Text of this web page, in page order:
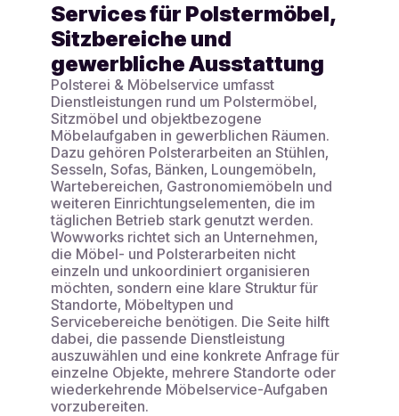
Services für Polstermöbel,
Sitzbereiche und
gewerbliche Ausstattung
Polsterei & Möbelservice umfasst
Dienstleistungen rund um Polstermöbel,
Sitzmöbel und objektbezogene
Möbelaufgaben in gewerblichen Räumen.
Dazu gehören Polsterarbeiten an Stühlen,
Sesseln, Sofas, Bänken, Loungemöbeln,
Wartebereichen, Gastronomiemöbeln und
weiteren Einrichtungselementen, die im
täglichen Betrieb stark genutzt werden.
Wowworks richtet sich an Unternehmen,
die Möbel- und Polsterarbeiten nicht
einzeln und unkoordiniert organisieren
möchten, sondern eine klare Struktur für
Standorte, Möbeltypen und
Servicebereiche benötigen. Die Seite hilft
dabei, die passende Dienstleistung
auszuwählen und eine konkrete Anfrage für
einzelne Objekte, mehrere Standorte oder
wiederkehrende Möbelservice-Aufgaben
vorzubereiten.